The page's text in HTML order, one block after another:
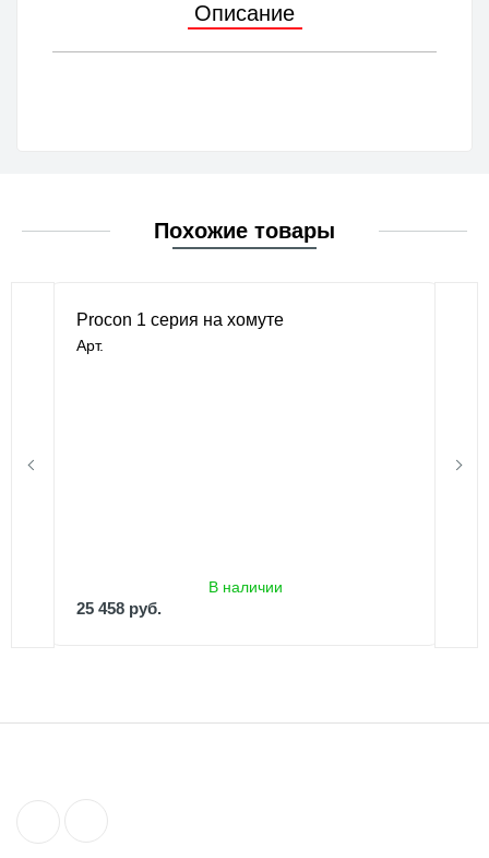
Описание
Похожие товары
Procon 1 серия на хомуте
Арт.
В наличии
25 458 руб.